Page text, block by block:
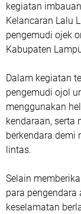
kegiatan
Kelancaran Lalu
pengemudi ojek
Kabupaten
Dalam kegiatan
pengemudi ojol
menggunakan
kendaraan, serta
berkendara demi
lintas.
Selain
para
keselamatan